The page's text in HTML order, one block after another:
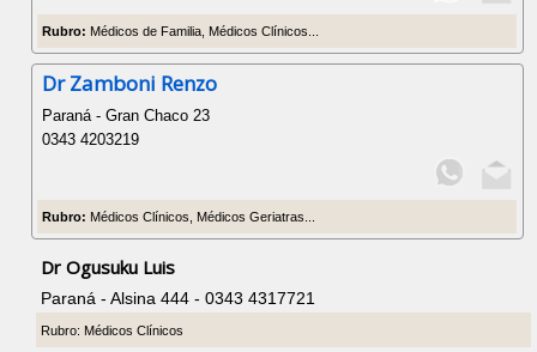
Rubro: Médicos de Familia, Médicos Clínicos...
Dr Zamboni Renzo
Paraná - Gran Chaco 23
0343 4203219
Rubro: Médicos Clínicos, Médicos Geriatras...
Dr Ogusuku Luis
Paraná - Alsina 444 - 0343 4317721
Rubro: Médicos Clínicos